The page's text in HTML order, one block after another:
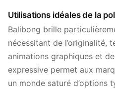
Utilisations idéales de la
Balibong brille
nécessitant de l’originalité,
animations graphiques et
expressive permet aux
un monde saturé d’options